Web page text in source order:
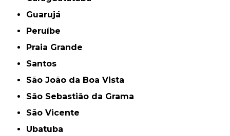
Guarujá
Peruíbe
Praia Grande
Santos
São João da Boa Vista
São Sebastião da Grama
São Vicente
Ubatuba